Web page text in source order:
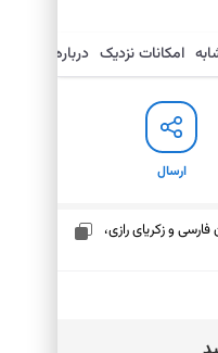
امکانات نزدیک درباره
ارسال
و زکریای رازی،